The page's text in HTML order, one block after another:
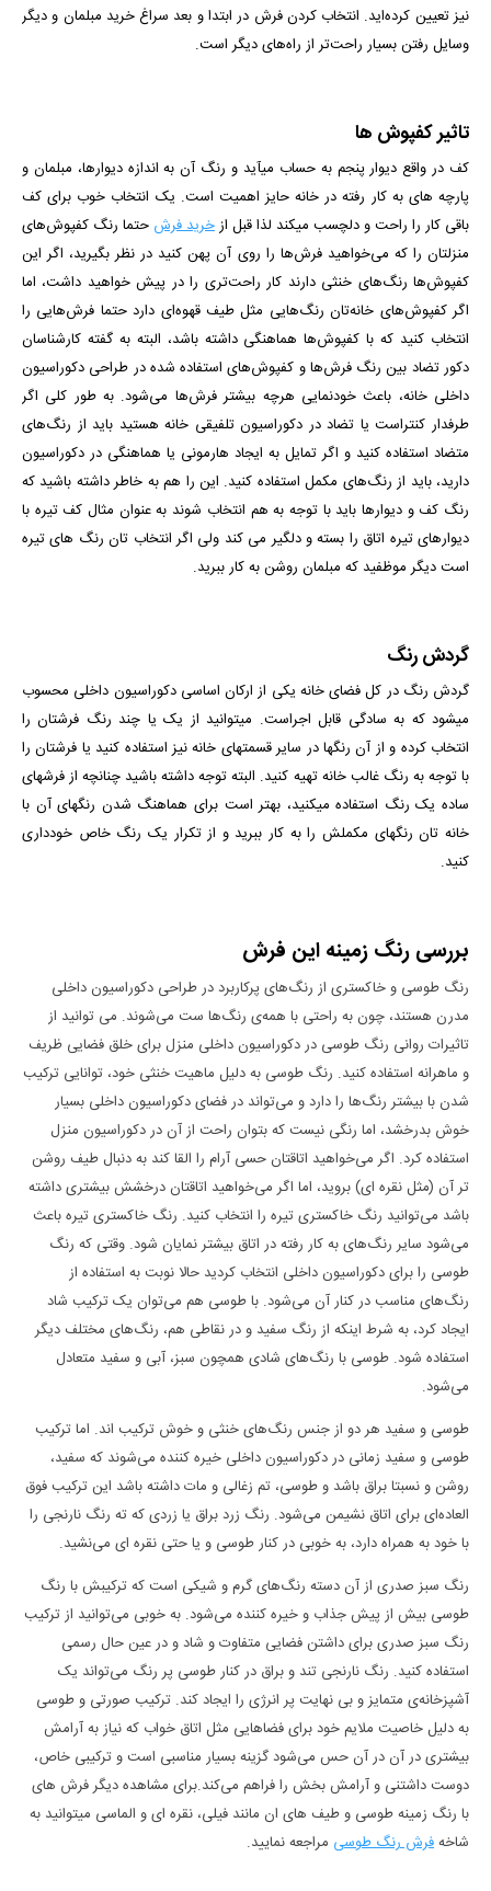
نیز تعیین كرده‌اید. انتخاب کردن فرش در ابتدا و بعد سراغ خرید مبلمان و دیگر
وسایل رفتن بسیار راحت‌تر از راه‌های دیگر است.
تاثیر کفپوش ها
کف در واقع دیوار پنجم به حساب می­آید و رنگ آن به اندازه دیوارها، مبلمان و
پارچه­ های به کار رفته در خانه حایز اهمیت است. یک انتخاب خوب برای کف
باقی کار را راحت و دلچسب می­کند لذا قبل ازخرید فرش حتما رنگ کفپوش‌های
منزلتان را که می‌خواهید فرش‌ها را روی آن پهن کنید در نظر بگیرید، اگر این
کفپوش‌ها رنگ‌های خنثی دارند کار راحت‌تری را در پیش خواهید داشت، اما
اگر کفپوش‌های خانه‌تان رنگ‌هایی مثل طیف قهوه‌ای دارد حتما فرش‌هایی را
انتخاب کنید که با کفپوش‌ها هماهنگی داشته باشد، البته به گفته کارشناسان
دکور تضاد بین رنگ فرش‌ها و کفپوش‌های استفاده شده در طراحی دکوراسیون
داخلی خانه، باعث خودنمایی هرچه بیشتر فرش‌ها می‌شود. به طور کلی اگر
طرفدار کنتراست یا تضاد در دکوراسیون تلفیقی خانه هستید باید از رنگ‌های
متضاد استفاده کنید و اگر تمایل به ایجاد هارمونی یا هماهنگی در دکوراسیون
دارید، باید از رنگ‌های مکمل استفاده کنید. این را هم به خاطر داشته باشید که
رنگ کف و دیوارها باید با توجه به هم انتخاب شوند به عنوان مثال کف تیره با
دیوارهای تیره اتاق را بسته و دلگیر می کند ولی اگر انتخاب تان رنگ های تیره
است دیگر موظفید که مبلمان روشن به کار ببرید.
گردش رنگ
گردش رنگ در کل فضای خانه یکی از ارکان اساسی دکوراسیون داخلی محسوب
می­شود که به سادگی قابل اجراست. می­توانید از یک یا چند رنگ فرش­تان را
انتخاب کرده و از آن رنگ­ها در سایر قسمت­های خانه نیز استفاده کنید یا فرشتان را
با توجه به رنگ غالب خانه تهیه کنید. البته توجه داشته باشید چنانچه از فرش­های
ساده یک رنگ استفاده می­کنید، بهتر است برای هماهنگ شدن رنگ­های آن با
خانه­ تان رنگ­های مکملش را به کار ببرید و از تکرار یک رنگ خاص خودداری
کنید.
بررسی رنگ زمینه این فرش
رنگ طوسی و خاکستری از رنگ‌های پرکاربرد در طراحی دکوراسیون داخلی
مدرن هستند، چون به راحتی با همه‌ی رنگ‌ها ست می‌شوند. می توانید از
تاثیرات روانی رنگ طوسی در دکوراسیون داخلی منزل برای خلق فضایی ظریف
و ماهرانه استفاده کنید. رنگ طوسی به دلیل ماهیت خنثی خود، توانایی ترکیب
شدن با بیشتر رنگ‌ها را دارد و می‌تواند در فضای دکوراسیون داخلی بسیار
خوش بدرخشد، اما رنگی نیست که بتوان راحت از آن در دکوراسیون منزل
استفاده کرد. اگر می‌خواهید اتاقتان حسی آرام را القا کند به دنبال طیف روشن
تر آن (مثل نقره ای) بروید، اما اگر می‌خواهید اتاقتان درخشش بیشتری داشته
باشد می‌توانید رنگ خاکستری تیره‌ را انتخاب کنید. رنگ خاکستری تیره‌ باعث
می‌شود سایر رنگ‌های به کار رفته در اتاق بیشتر نمایان شود. وقتی که رنگ
طوسی را برای دکوراسیون داخلی انتخاب کردید حالا نوبت به استفاده از
رنگ‌های مناسب در کنار آن می‌شود. با طوسی هم می‌توان یک ترکیب شاد
ایجاد کرد، به شرط اینکه از رنگ سفید و در نقاطی هم، رنگ‌های مختلف دیگر
استفاده شود. طوسی با رنگ‌های شادی همچون سبز، آبی و سفید متعادل
می‌شود.
طوسی و سفید هر دو از جنس رنگ‌های خنثی و خوش ترکیب اند. اما ترکیب
طوسی و سفید زمانی در دکوراسیون داخلی خیره کننده می‌شوند که سفید،
روشن و نسبتا براق باشد و طوسی، تم زغالی و مات داشته باشد این ترکیب فوق
العاده‌ای برای اتاق نشیمن می‌شود. رنگ زرد براق یا زردی که ته رنگ نارنجی را
با خود به همراه دارد، به خوبی در کنار طوسی و یا حتی نقره ای می‌نشید.
رنگ سبز صدری از آن دسته رنگ‌های گرم و شیکی است که ترکیبش با رنگ
طوسی بیش از پیش جذاب و خیره کننده می‌شود. به خوبی می‌توانید از ترکیب
رنگ سبز صدری برای داشتن فضایی متفاوت و شاد و در عین حال رسمی
استفاده کنید. رنگ نارنجی تند و براق در کنار طوسی پر رنگ می‌تواند یک
آشپزخانه‌ی متمایز و بی نهایت پر انرژی را ایجاد کند. ترکیب صورتی و طوسی
به دلیل خاصیت ملایم خود برای فضا‌هایی مثل اتاق خواب که نیاز به آرامش
بیشتری در آن در آن حس می‌شود گزینه بسیار مناسبی است و ترکیبی خاص،
دوست داشتنی و آرامش بخش را فراهم می‌کند.برای مشاهده دیگر فرش های
با رنگ زمینه طوسی و طیف های ان مانند فیلی، نقره ای و الماسی میتوانید به
شاخهفرش رنگ طوسی مراجعه نمایید.